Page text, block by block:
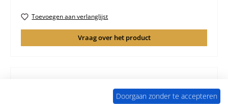
Toevoegen aan verlanglijst
Vraag over het product
Doorgaan zonder te accepteren